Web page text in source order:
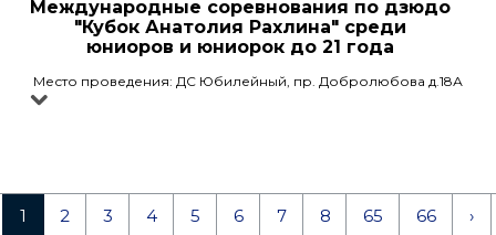
Международные соревнования по дзюдо
"Кубок Анатолия Рахлина" среди
юниоров и юниорок до 21 года
Место проведения: ДС Юбилейный, пр. Добролюбова д.18А
1 2 3 4 5 6 7 8 65 66 ›